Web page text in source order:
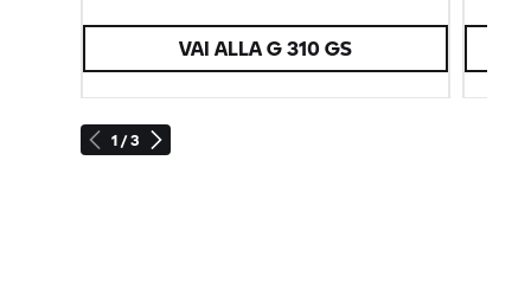
1 / 3
VAI ALLAG 310 GS